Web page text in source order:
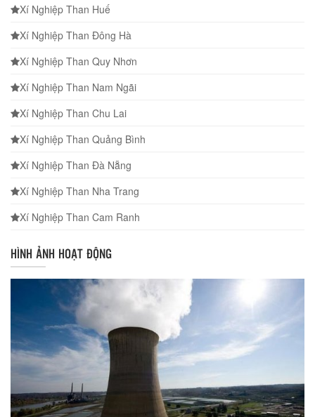
Xí Nghiệp Than Huế
Xí Nghiệp Than Đông Hà
Xí Nghiệp Than Quy Nhơn
Xí Nghiệp Than Nam Ngãi
Xí Nghiệp Than Chu Lai
Xí Nghiệp Than Quảng Bình
Xí Nghiệp Than Đà Nẵng
Xí Nghiệp Than Nha Trang
Xí Nghiệp Than Cam Ranh
HÌNH ẢNH HOẠT ĐỘNG